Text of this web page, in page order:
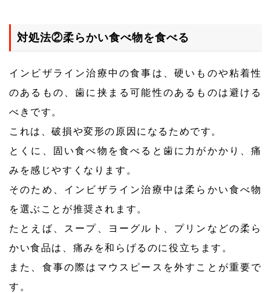
対処法②柔らかい食べ物を食べる
インビザライン治療中の食事は、硬いものや粘着性
のあるもの、歯に挟まる可能性のあるものは避ける
べきです。
これは、破損や変形の原因になるためです。
とくに、固い食べ物を食べると歯に力がかかり、痛
みを感じやすくなります。
そのため、インビザライン治療中は柔らかい食べ物
を選ぶことが推奨されます。
たとえば、スープ、ヨーグルト、プリンなどの柔ら
かい食品は、痛みを和らげるのに役立ちます。
また、食事の際はマウスピースを外すことが重要で
す。